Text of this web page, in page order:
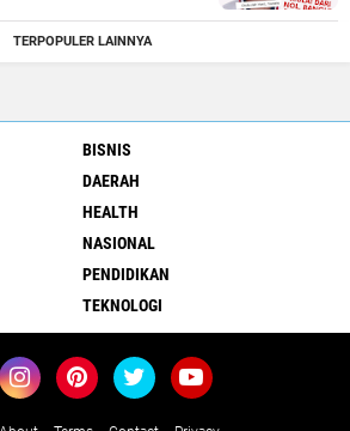
TERPOPULER LAINNYA
BISNIS
DAERAH
HEALTH
NASIONAL
PENDIDIKAN
TEKNOLOGI